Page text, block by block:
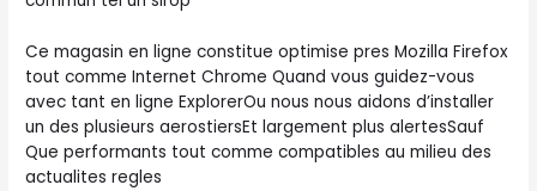
Ce magasin en ligne constitue optimise pres Mozilla Firefox
tout comme Internet Chrome Quand vous guidez-vous
avec tant en ligne ExplorerOu nous nous aidons d’installer
un des plusieurs aerostiersEt largement plus alertesSauf
Que performants tout comme compatibles au milieu des
actualites regles